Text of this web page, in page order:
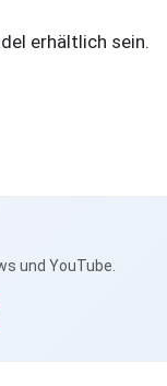
erhältlich sein.
und YouTube.